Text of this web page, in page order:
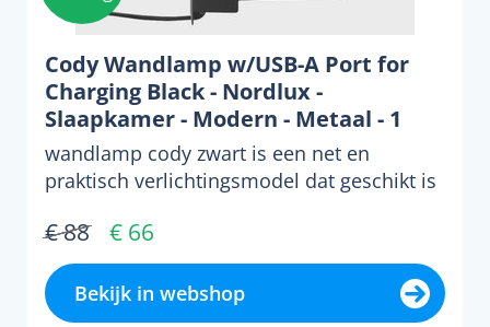
Cody Wandlamp w/USB-A Port for
Charging Black - Nordlux -
Slaapkamer - Modern - Metaal - 1
lamp
wandlamp cody zwart is een net en
praktisch verlichtingsmodel dat geschikt is
€ 88 € 66
Bekijk in webshop